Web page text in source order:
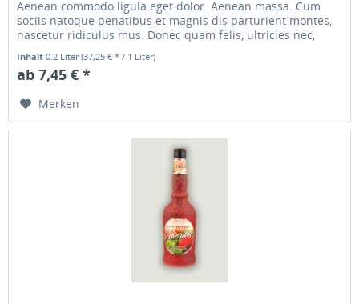
Aenean commodo ligula eget dolor. Aenean massa. Cum
sociis natoque penatibus et magnis dis parturient montes,
nascetur ridiculus mus. Donec quam felis, ultricies nec,
pellentesque...
Inhalt0.2 Liter(37,25 € * / 1 Liter)
ab 7,45 € *
Merken